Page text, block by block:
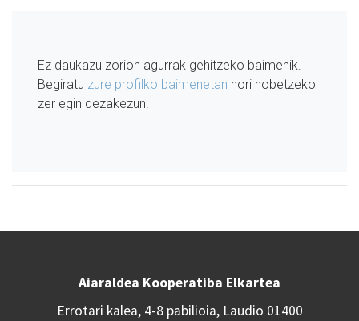
Ez daukazu zorion agurrak gehitzeko baimenik.
Begiratu zure profilko baimenetan hori hobetzeko
zer egin dezakezun.
Aiaraldea Kooperatiba Elkartea
Errotari kalea, 4-8 pabilioia, Laudio 01400